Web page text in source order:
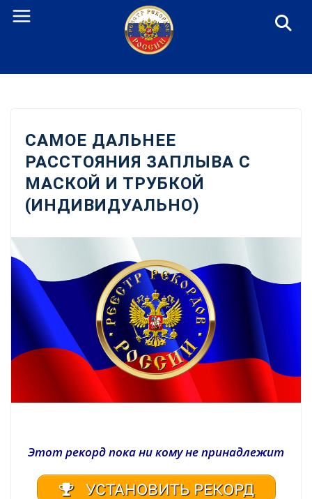
Перейти
САМОЕ ДАЛЬНЕЕ
РАССТОЯНИЯ ЗАПЛЫВА С
МАСКОЙ И ТРУБКОЙ
(ИНДИВИДУАЛЬНО)
Этот рекорд пока ни кому не принадлежит
УСТАНОВИТЬ РЕКОРД